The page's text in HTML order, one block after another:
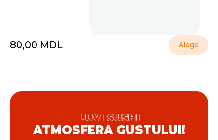
80,00 MDL Alege
LUVI SUSHI
ATMOSFERA GUSTULUI!